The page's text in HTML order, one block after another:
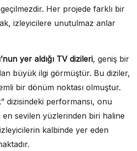
Her projede farklı bir
izleyicilere unutulmaz anlar
yer aldığı TV dizileri, geniş bir
büyük ilgi görmüştür. Bu diziler,
bir dönüm noktası olmuştur.
dizisindeki performansı, onu
sevilen yüzlerinden biri haline
kalbinde yer eden